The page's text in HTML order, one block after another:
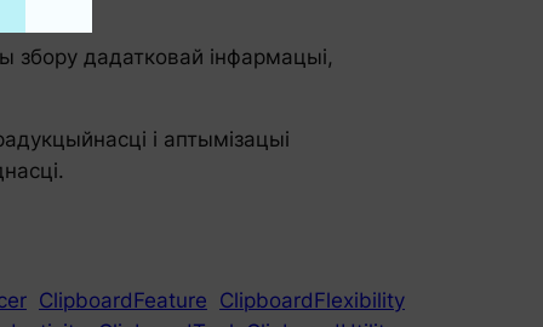
збору дадатковай інфармацыі,
і аптымізацыі
ClipboardFeature ClipboardFlexibility